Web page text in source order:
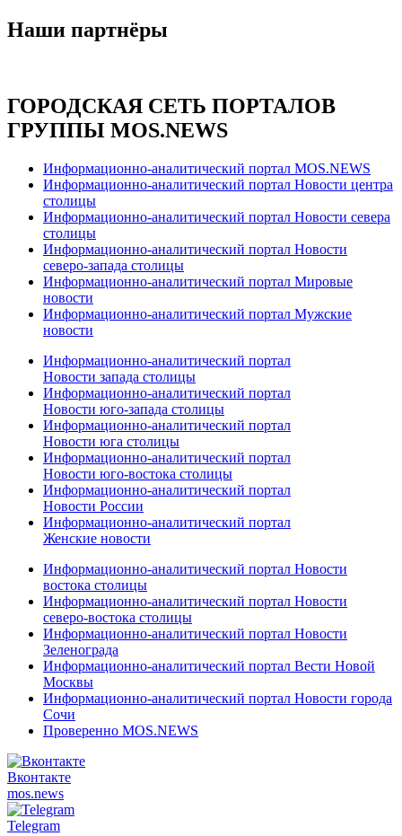
Наши партнёры
ГОРОДСКАЯ СЕТЬ ПОРТАЛОВ
ГРУППЫ MOS.NEWS
Информационно-аналитический портал MOS.NEWS
Информационно-аналитический портал Новости центра
столицы
Информационно-аналитический портал Новости севера
столицы
Информационно-аналитический портал Новости
северо-запада столицы
Информационно-аналитический портал Мировые
новости
Информационно-аналитический портал Мужские
новости
Информационно-аналитический портал
Новости запада столицы
Информационно-аналитический портал
Новости юго-запада столицы
Информационно-аналитический портал
Новости юга столицы
Информационно-аналитический портал
Новости юго-востока столицы
Информационно-аналитический портал
Новости России
Информационно-аналитический портал
Женские новости
Информационно-аналитический портал Новости
востока столицы
Информационно-аналитический портал Новости
северо-востока столицы
Информационно-аналитический портал Новости
Зеленограда
Информационно-аналитический портал Вести Новой
Москвы
Информационно-аналитический портал Новости города
Сочи
Проверенно MOS.NEWS
Вконтакте
mos.news
Telegram